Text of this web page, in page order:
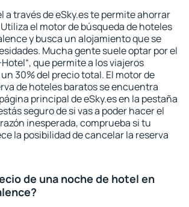
a través de eSky.es te permite ahorrar
el motor de búsqueda de hoteles
y busca un alojamiento que se
Mucha gente suele optar por el
que permite a los viajeros
30% del precio total. El motor de
de hoteles baratos se encuentra
principal de eSky.es en la pestaña
seguro de si vas a poder hacer el
inesperada, comprueba si tu
la posibilidad de cancelar la reserva
de una noche de hotel en